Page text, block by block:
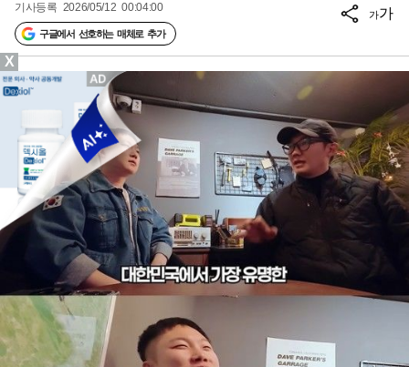
기사등록 2026/05/12 00:04:00
구글에서 선호하는 매체로 추가
가가
X